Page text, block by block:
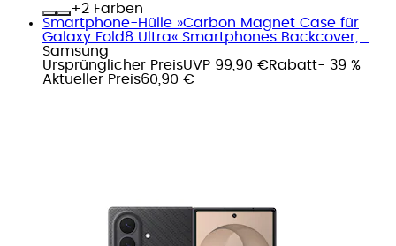
+
Farben
Smartphone-Hülle »Carbon Magnet Case für
Galaxy Fold8 Ultra« Smartphones Backcover,...
Samsung
Ursprünglicher PreisUVP 99,90 €Rabatt- 39 %
Aktueller Preis60,90 €